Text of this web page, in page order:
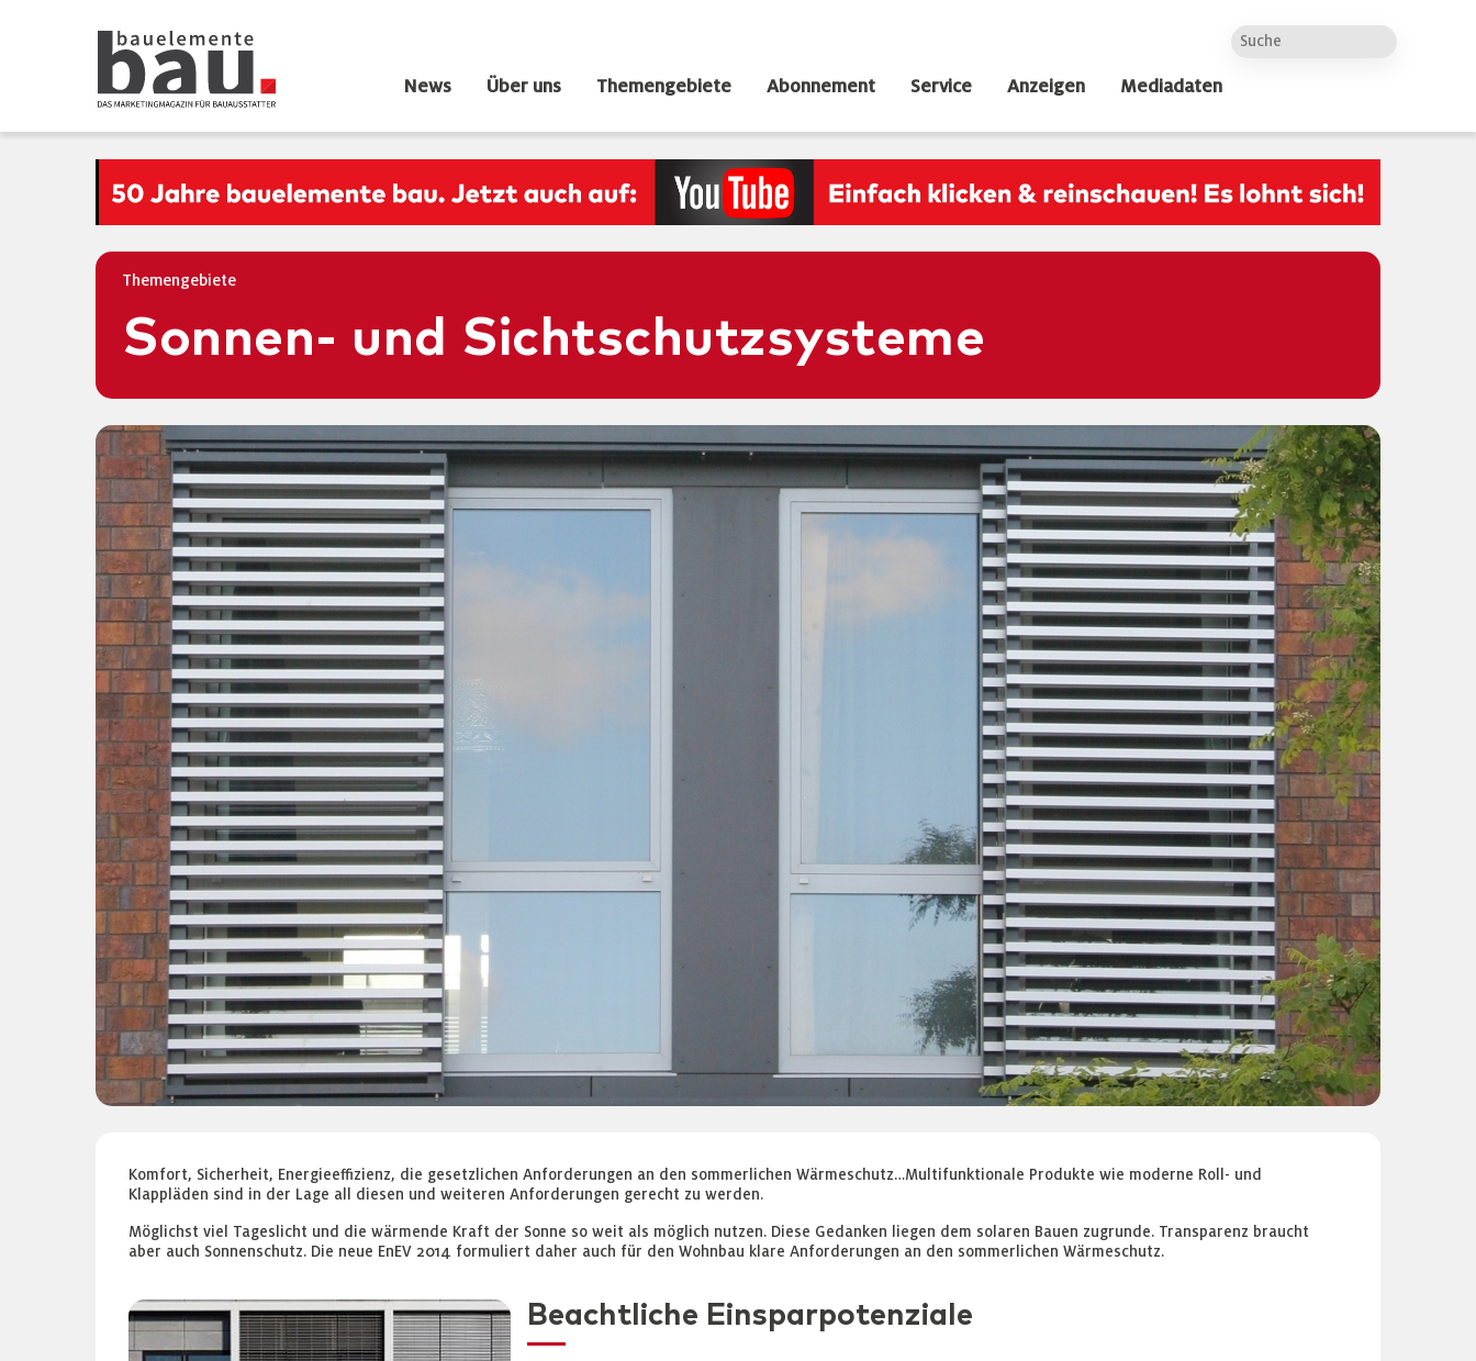
News Über uns Themengebiete Abonnement Service Anzeigen Mediadaten
Themengebiete
Sonnen- und Sichtschutzsysteme
Komfort, Sicherheit, Energieeffizienz, die gesetzlichen Anforderungen an den sommerlichen Wärmeschutz…Multifunktionale Produkte wie moderne Roll- und
Klappläden sind in der Lage all diesen und weiteren Anforderungen gerecht zu werden.
Möglichst viel Tageslicht und die wärmende Kraft der Sonne so weit als möglich nutzen. Diese Gedanken liegen dem solaren Bauen zugrunde. Transparenz braucht
aber auch Sonnenschutz. Die neue EnEV 2014 formuliert daher auch für den Wohnbau klare Anforderungen an den sommerlichen Wärmeschutz.
Beachtliche Einsparpotenziale